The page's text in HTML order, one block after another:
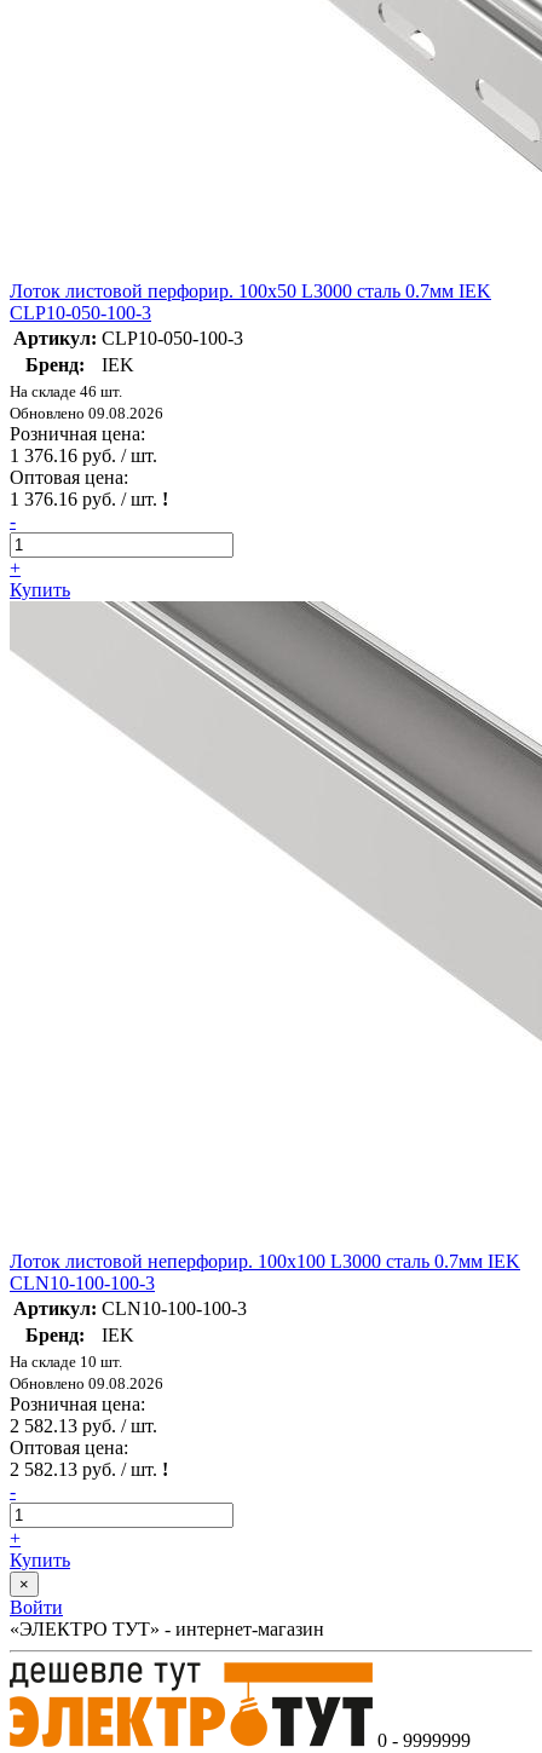
Лоток листовой перфорир. 100х50 L3000 сталь 0.7мм IEK
CLP10-050-100-3
Артикул: CLP10-050-100-3
Бренд:
IEK
На складе 46 шт.
Обновлено 09.08.2026
Розничная цена:
1 376.16 руб. / шт.
Оптовая цена:
1 376.16 руб. / шт. !
-
+
Купить
Лоток листовой неперфорир. 100х100 L3000 сталь 0.7мм IEK
CLN10-100-100-3
Артикул: CLN10-100-100-3
Бренд:
IEK
На складе 10 шт.
Обновлено 09.08.2026
Розничная цена:
2 582.13 руб. / шт.
Оптовая цена:
2 582.13 руб. / шт. !
-
+
Купить
×
Войти
«ЭЛЕКТРО ТУТ» - интернет-магазин
0 - 9999999